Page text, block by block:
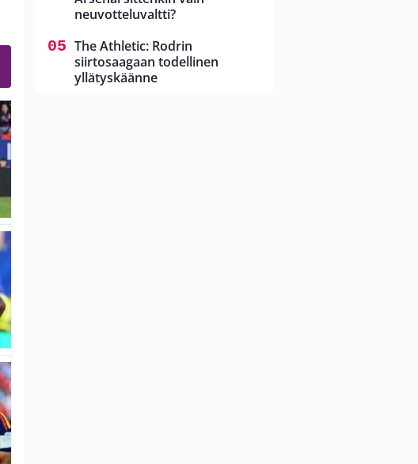
neuvotteluvaltti?
The Athletic: Rodrin
siirtosaagaan todellinen
yllätyskäänne